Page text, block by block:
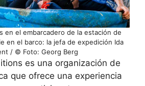
en el embarcadero de la estación de
en el barco: la jefa de expedición Ida
/ © Foto: Georg Berg
es una organización de
que ofrece una experiencia